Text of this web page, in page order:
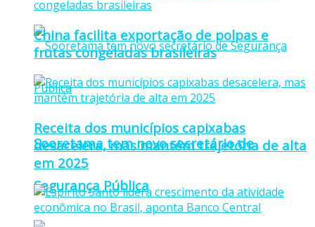
Sooretama tem novo secretário de
Segurança Pública
China facilita exportação de polpas e
frutas congeladas brasileiras
Receita dos municípios capixabas
desacelera, mas mantém trajetória de alta
em 2025